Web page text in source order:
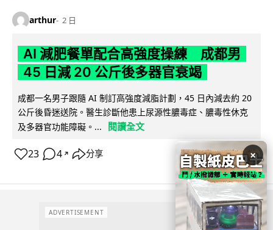
arthur 2 日
AI 減肥餐單配合高強度操練 成都男
45 日減 20 公斤後多器官衰竭
成都一名男子跟隨 AI 制訂高強度減脂計劃，45 日內減去約 20
公斤後昏迷送院。醫生診斷他患上尿源性膿毒症、膿毒性休克
及多器官功能障礙。...
閱讀全文
23 4 ↗ 分享
ADVERTISEMENT
×